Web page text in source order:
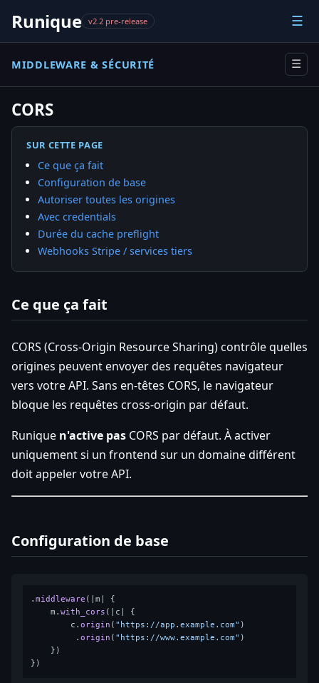
Runique v2.2 pre-release ☰
MIDDLEWARE & SÉCURITÉ ☰
CORS
SUR CETTE PAGE
Ce que ça fait
Configuration de base
Autoriser toutes les origines
Avec credentials
Durée du cache preflight
Webhooks Stripe / services tiers
Ce que ça fait
CORS (Cross-Origin Resource Sharing) contrôle quelles
origines peuvent envoyer des requêtes navigateur
vers votre API. Sans en-têtes CORS, le navigateur
bloque les requêtes cross-origin par défaut.
Runique n'active pas CORS par défaut. À activer
uniquement si un frontend sur un domaine différent
doit appeler votre API.
Configuration de base
.middleware (|m| {
    m.
with_cors (|c| {
        c.
origin ( "https://app.example.com" )
         .
origin ( "https://www.example.com" )
    })